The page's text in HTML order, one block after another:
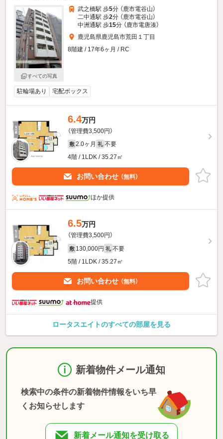
すべての写真
武之橋駅 歩5分 （鹿市電谷山）
二中通駅 歩2分 （鹿市電谷山）
中洲通駅 歩15分 （鹿市電唐湊）
鹿児島県鹿児島市荒田１丁目
8階建 / 17年6ヶ月 / RC
駐輪場あり 宅配ボックス
6.4万円
（管理費3,500円）
敷 2.0ヶ月 礼 不要
4階 / 1LDK / 35.27㎡
お問い合わせ （無料）
ほか提供
6.5万円
（管理費3,500円）
敷 130,000円 礼 不要
5階 / 1LDK / 35.27㎡
お問い合わせ （無料）
提供
ロータスエイトのすべての部屋を見る
新着物件メール通知
検索中の条件の新着物件情報をいち早
くお知らせします
新着メール通知を受け取る